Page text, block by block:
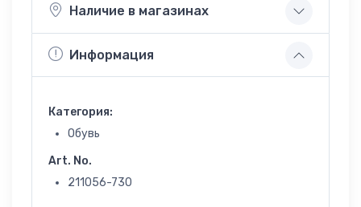
Наличие в магазинах
Информация
Категория:
Обувь
Art. No.
211056-730